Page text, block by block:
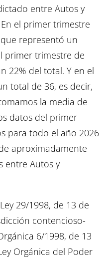
entre Autos y
el primer trimestre
representó un
primer trimestre de
22% del total. Y en el
total de 36, es decir,
la media de
datos del primer
para todo el año 2026
aproximadamente
entre Autos y
29/1998, de 13 de
contencioso-
6/1998, de 13
Orgánica del Poder